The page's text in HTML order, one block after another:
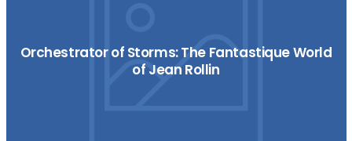
Orchestrator of Storms: The Fantastique World
of Jean Rollin